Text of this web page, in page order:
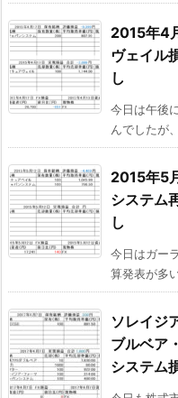
2015年4
ヴェイル
し
今日は午後
んでしたが
2015年5
システム
し
今日はガー
算発表が多
ソレイジ
ブルベア
システム